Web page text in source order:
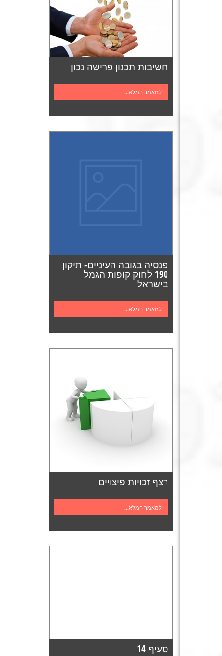
חשיבות תכנון פרישה נכון
למאמר המלא...
פנסיה בגובה העיניים- תיקון
190 לחוק קופות הגמל
בישראל
למאמר המלא...
רצף זכויות פיצויים
למאמר המלא...
סעיף 14